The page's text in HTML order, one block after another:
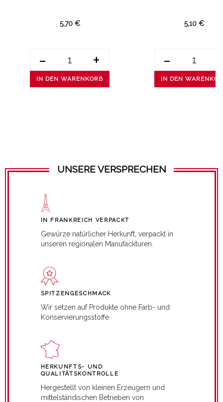
5,70 €
- +
IN DEN WARENKORB
5,10 €
-
IN DEN
UNSERE VERSPRECHEN
IN FRANKREICH VERPACKT
Gewürze natürlicher Herkunft, verpackt in
unseren regionalen Manufackturen.
SPITZENGESCHMACK
Wir setzen auf Produkte ohne Farb- und
Konservierungsstoffe
HERKUNFTS- UND
QUALITÄTSKONTROLLE
Hergestellt von kleinen Erzeugern und
mittelständischen Betrieben von